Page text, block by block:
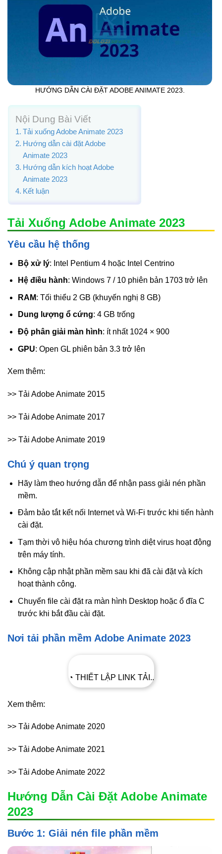
HƯỚNG DẪN CÀI ĐẶT ADOBE ANIMATE 2023.
Nội Dung Bài Viết
Tải xuống Adobe Animate 2023
Hướng dẫn cài đặt Adobe
Animate 2023
Hướng dẫn kích hoạt Adobe
Animate 2023
Kết luận
Tải Xuống Adobe Animate 2023
Yêu cầu hệ thống
Bộ xử lý: Intel Pentium 4 hoặc Intel Centrino
Hệ điều hành: Windows 7 / 10 phiên bản 1703 trở lên
RAM: Tối thiểu 2 GB (khuyến nghị 8 GB)
Dung lượng ổ cứng: 4 GB trống
Độ phân giải màn hình: ít nhất 1024 × 900
GPU: Open GL phiên bản 3.3 trở lên
Xem thêm:
>> Tải Adobe Animate 2015
>> Tải Adobe Animate 2017
>> Tải Adobe Animate 2019
Chú ý quan trọng
Hãy làm theo hướng dẫn để nhận pass giải nén phần
mềm.
Đảm bảo tắt kết nối Internet và Wi-Fi trước khi tiến hành
cài đặt.
Tạm thời vô hiệu hóa chương trình diệt virus hoạt động
trên máy tính.
Không cập nhật phần mềm sau khi đã cài đặt và kích
hoạt thành công.
Chuyển file cài đặt ra màn hình Desktop hoặc ổ đĩa C
trước khi bắt đầu cài đặt.
Nơi tải phần mềm Adobe Animate 2023
◔ THIẾT LẬP LINK TẢI..
Xem thêm:
>> Tải Adobe Animate 2020
>> Tải Adobe Animate 2021
>> Tải Adobe Animate 2022
Hướng Dẫn Cài Đặt Adobe Animate
2023
Bước 1: Giải nén file phần mềm